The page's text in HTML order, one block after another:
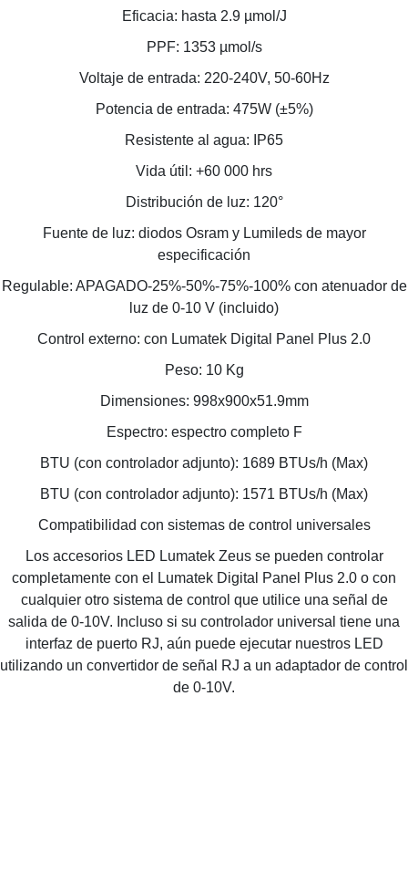
Eficacia: hasta 2.9 µmol/J
PPF: 1353 µmol/s
Voltaje de entrada: 220-240V, 50-60Hz
Potencia de entrada: 475W (±5%)
Resistente al agua: IP65
Vida útil: +60 000 hrs
Distribución de luz: 120°
Fuente de luz: diodos Osram y Lumileds de mayor
especificación
Regulable: APAGADO-25%-50%-75%-100% con atenuador de
luz de 0-10 V (incluido)
Control externo: con Lumatek Digital Panel Plus 2.0
Peso: 10 Kg
Dimensiones: 998x900x51.9mm
Espectro: espectro completo F
BTU (con controlador adjunto): 1689 BTUs/h (Max)
BTU (con controlador adjunto): 1571 BTUs/h (Max)
Compatibilidad con sistemas de control universales
Los accesorios LED Lumatek Zeus se pueden controlar
completamente con el Lumatek Digital Panel Plus 2.0 o con
cualquier otro sistema de control que utilice una señal de
salida de 0-10V. Incluso si su controlador universal tiene una
interfaz de puerto RJ, aún puede ejecutar nuestros LED
utilizando un convertidor de señal RJ a un adaptador de control
de 0-10V.